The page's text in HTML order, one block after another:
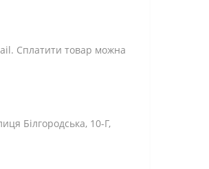
Сплатити товар можна
Білгородська, 10-Г,